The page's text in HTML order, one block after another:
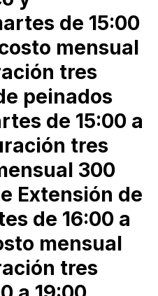
de 15:00
mensual
tres
peinados
de 15:00 a
tres
300
Extensión de
de 16:00 a
mensual
tres